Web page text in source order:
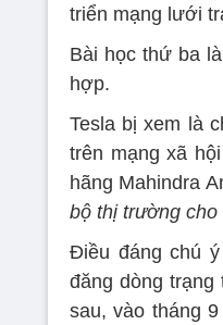
triển mạng lưới
Bài học thứ ba
hợp.
Tesla bị xem là
trên mạng xã
hãng Mahindra
bộ thị trường cho
Điều đáng chú
đăng dòng trạng
sau, vào tháng